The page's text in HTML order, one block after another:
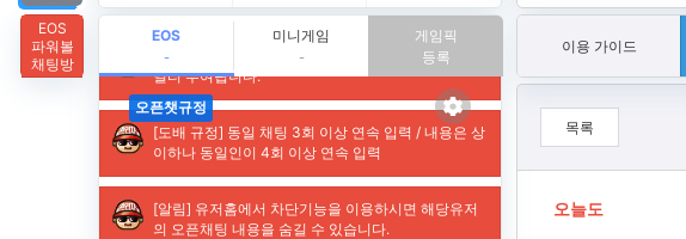
EOS
-
미니게임
-
게임픽
등록
EOS
파워볼
채팅방
이용 가이드
목록
오늘도